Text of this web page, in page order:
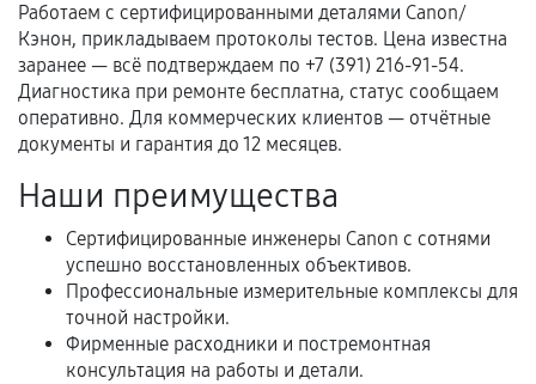
третьих лиц.
Естественный износ деталей, если иное не
предусмотрено отдельно.
Обращение после окончания гарантийного
срока.
Программные сбои, если это не указано в
Если комплектующие куплены
самостоятельно
Работаем с сертифицированными деталями Canon/
Кэнон, прикладываем протоколы тестов. Цена известна
заранее — всё подтверждаем по +7 (391) 216-91-54.
Диагностика при ремонте бесплатна, статус сообщаем
оперативно. Для коммерческих клиентов — отчётные
документы и гарантия до 12 месяцев.
Наши преимущества
Сертифицированные инженеры Canon с сотнями
успешно восстановленных объективов.
Профессиональные измерительные комплексы для
точной настройки.
Фирменные расходники и постремонтная
консультация на работы и детали.